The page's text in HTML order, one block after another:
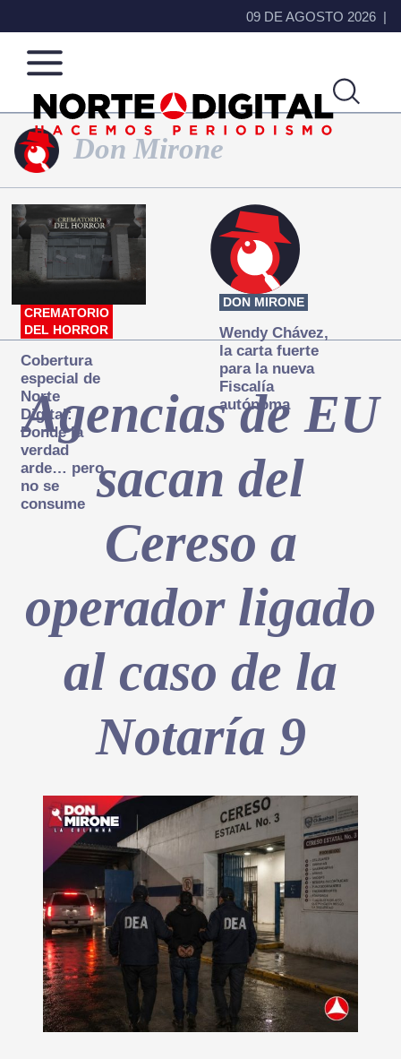
09 DE AGOSTO 2026
Norte
de
Ciudad
Juárez
Más
que
noticias,
hacemos periodismo
Don Mirone
CREMATORIO
DEL HORROR
Cobertura
especial de
Norte
Digital:
Donde la
verdad
arde… pero
no se
consume
DON MIRONE
Wendy Chávez,
la carta fuerte
para la nueva
Fiscalía
autónoma
Agencias de EU
sacan del
Cereso a
operador ligado
al caso de la
Notaría 9